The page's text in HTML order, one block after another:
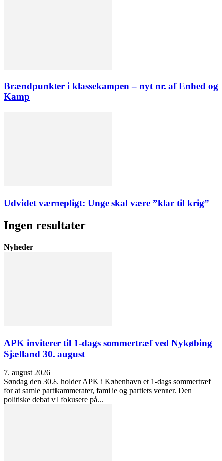
Brændpunkter i klassekampen – nyt nr. af Enhed og
Kamp
Udvidet værnepligt: Unge skal være ”klar til krig”
Ingen resultater
Nyheder
APK inviterer til 1-dags sommertræf ved Nykøbing
Sjælland 30. august
7. august 2026
Søndag den 30.8. holder APK i København et 1-dags sommertræf
for at samle partikammerater, familie og partiets venner. Den
politiske debat vil fokusere på...